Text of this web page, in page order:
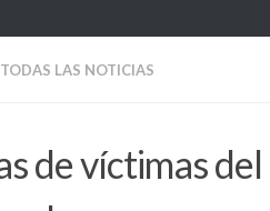
TODAS LAS NOTICIAS
de víctimas del